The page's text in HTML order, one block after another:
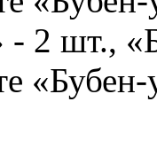
2 шт.,